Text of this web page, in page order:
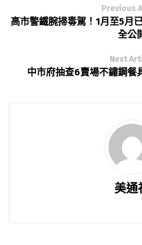
Previous
高市警鐵腕掃毒駕！1月至5月
全公
Next
中市府抽查6賣場不鏽鋼
美通